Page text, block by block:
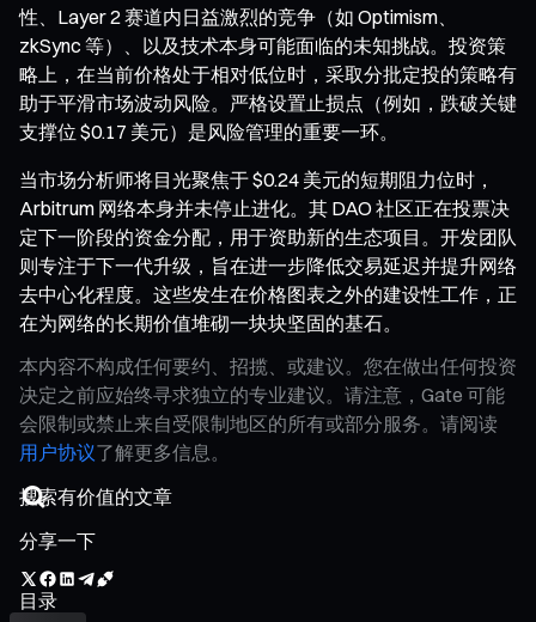
性、Layer 2 赛道内日益激烈的竞争（如 Optimism、
zkSync 等）、以及技术本身可能面临的未知挑战。投资策
略上，在当前价格处于相对低位时，采取分批定投的策略有
助于平滑市场波动风险。严格设置止损点（例如，跌破关键
支撑位 $0.17 美元）是风险管理的重要一环。
当市场分析师将目光聚焦于 $0.24 美元的短期阻力位时，
Arbitrum 网络本身并未停止进化。其 DAO 社区正在投票决
定下一阶段的资金分配，用于资助新的生态项目。开发团队
则专注于下一代升级，旨在进一步降低交易延迟并提升网络
去中心化程度。这些发生在价格图表之外的建设性工作，正
在为网络的长期价值堆砌一块块坚固的基石。
本内容不构成任何要约、招揽、或建议。您在做出任何投资
决定之前应始终寻求独立的专业建议。请注意，Gate 可能
会限制或禁止来自受限制地区的所有或部分服务。请阅读
用户协议了解更多信息。
分享一下
目录